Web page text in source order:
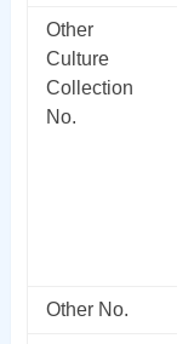
Other
Culture
Collection
No.
Other No.